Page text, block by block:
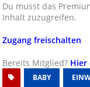
Du musst das
Inhalt zuzugreifen.
Zugang freischalten
Bereits Mitglied? Hier
BABY